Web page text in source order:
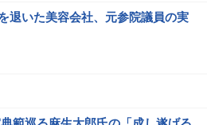
退いた美容会社、元参院議員の実